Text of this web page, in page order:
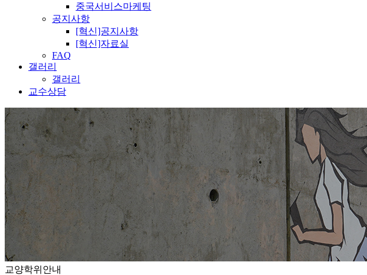
중국서비스마케팅
공지사항
[혁신]공지사항
[혁신]자료실
FAQ
갤러리
갤러리
교수상담
교양학위안내